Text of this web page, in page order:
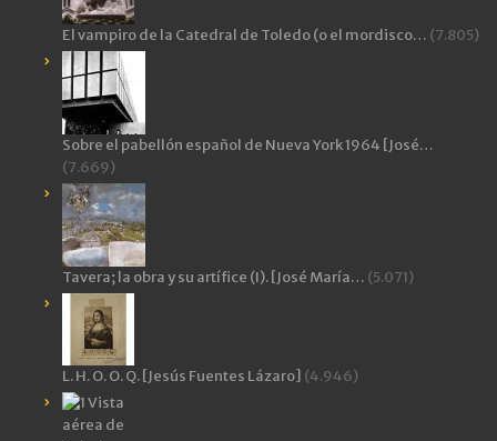
El vampiro de la Catedral de Toledo (o el mordisco… (7.805)
Sobre el pabellón español de Nueva York 1964 [José…
(7.669)
Tavera; la obra y su artífice (I). [José María… (5.071)
L. H. O. O. Q. [Jesús Fuentes Lázaro] (4.946)